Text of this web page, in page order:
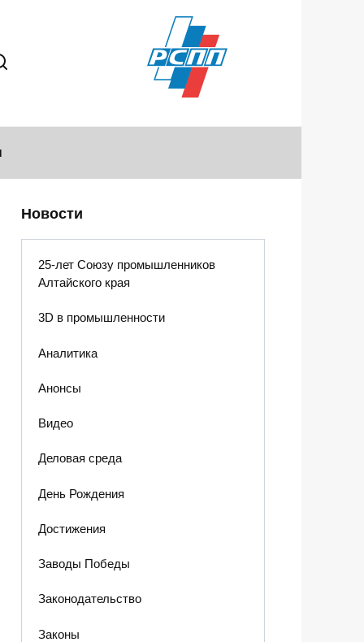
Новости
25-лет Союзу промышленников
Алтайского края
3D в промышленности
Аналитика
Анонсы
Видео
Деловая среда
День Рождения
Достижения
Заводы Победы
Законодательство
Законы